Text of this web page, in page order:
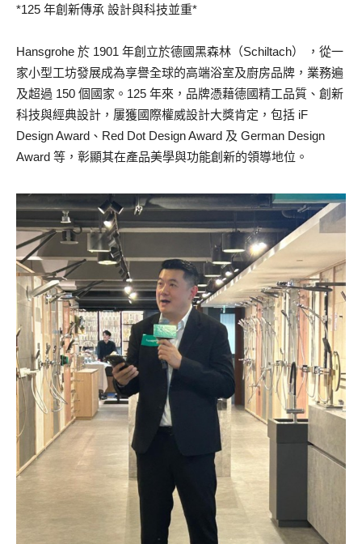
*125 年創新傳承 設計與科技並重*
Hansgrohe 於 1901 年創立於德國黑森林（Schiltach） ，從一
家小型工坊發展成為享譽全球的高端浴室及廚房品牌，業務遍
及超過 150 個國家。125 年來，品牌憑藉德國精工品質、創新
科技與經典設計，屢獲國際權威設計大獎肯定，包括 iF
Design Award、Red Dot Design Award 及 German Design
Award 等，彰顯其在產品美學與功能創新的領導地位。